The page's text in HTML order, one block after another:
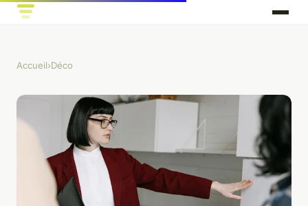
Accueil›Déco